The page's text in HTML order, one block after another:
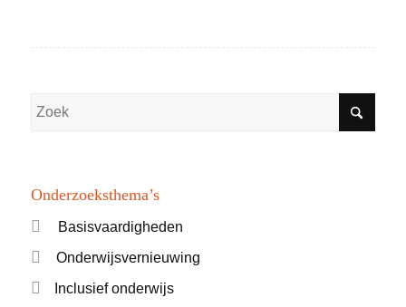
Onderzoeksthema’s
Basisvaardigheden
Onderwijsvernieuwing
Inclusief onderwijs